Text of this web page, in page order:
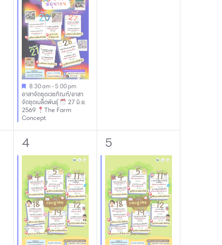
8:30 am-5:00 pm
อาสาจัดชุดเวชภัณฑ์/อาสา
จัดชุดเมล็ดพันธุ์
27 มิ.ย.
2569
The Farm
Concept
1
event,
4
1
event,
5